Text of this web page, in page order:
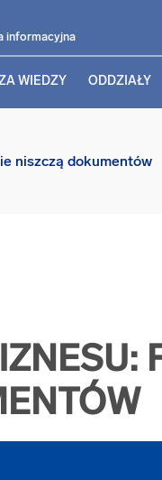
informacyjna
WIEDZY ODDZIAŁY
niszczą dokumentów